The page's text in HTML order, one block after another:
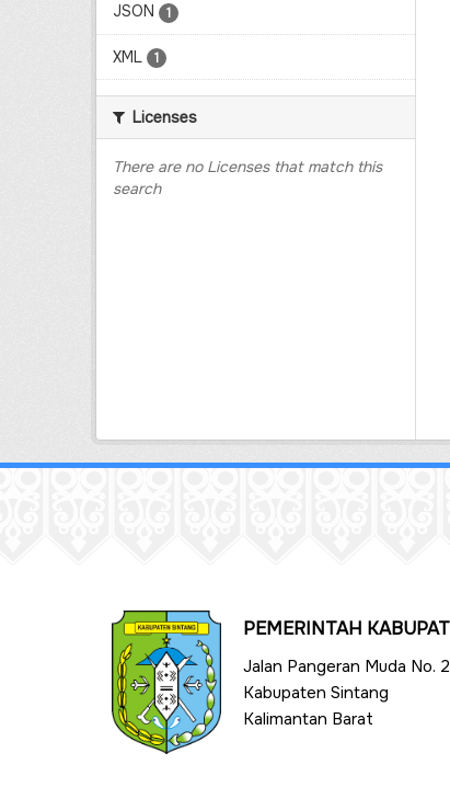
JSON 1
XML 1
Licenses
There are no Licenses that match this
search
PEMERINTAH
Jalan Pangeran Muda No.
Kabupaten Sintang
Kalimantan Barat